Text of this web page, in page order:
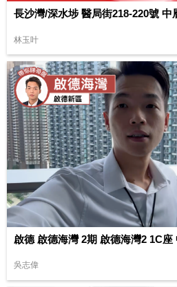
長沙灣/深水埗 醫局街218-220號 中
林玉叶
啟德 啟德海灣 2期 啟德海灣2 1C座
吳志偉